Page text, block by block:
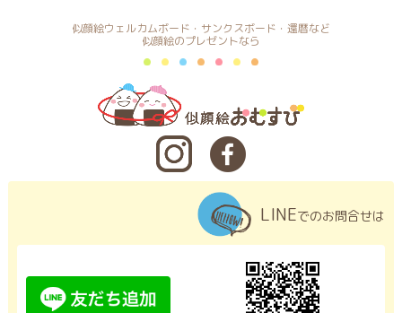
似顔絵ウェルカムボード・サンクスボード・還暦など
似顔絵のプレゼントなら
LINEでのお問合せは